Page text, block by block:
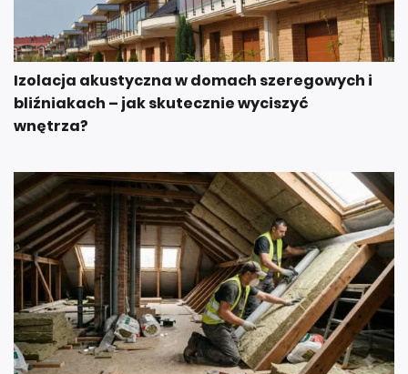
Izolacja akustyczna w domach szeregowych i
bliźniakach – jak skutecznie wyciszyć
wnętrza?